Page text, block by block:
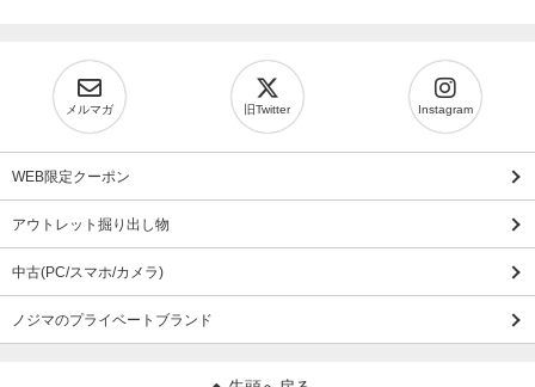
メルマガ 旧Twitter Instagram
WEB限定クーポン
アウトレット掘り出し物
中古(PC/スマホ/カメラ)
ノジマのプライベートブランド